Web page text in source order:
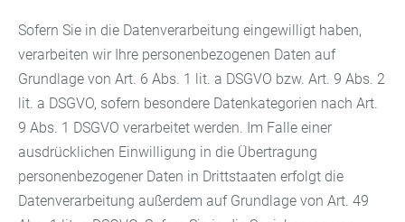
Sofern Sie in die Datenverarbeitung eingewilligt haben,
verarbeiten wir Ihre personenbezogenen Daten auf
Grundlage von Art. 6 Abs. 1 lit. a DSGVO bzw. Art. 9 Abs. 2
lit. a DSGVO, sofern besondere Datenkategorien nach Art.
9 Abs. 1 DSGVO verarbeitet werden. Im Falle einer
ausdrücklichen Einwilligung in die Übertragung
personenbezogener Daten in Drittstaaten erfolgt die
Datenverarbeitung außerdem auf Grundlage von Art. 49